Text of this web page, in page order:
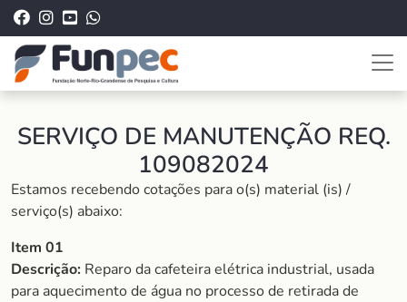
SERVIÇO DE MANUTENÇÃO REQ.
109082024
Estamos recebendo cotações para o(s) material (is) /
serviço(s) abaixo:
Item 01
Descrição: Reparo da cafeteira elétrica industrial, usada
para aquecimento de água no processo de retirada de